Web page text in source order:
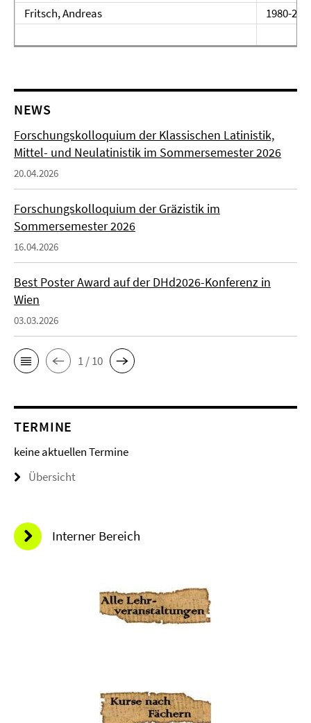
Fritsch, Andreas
1980-
NEWS
Forschungskolloquium der Klassischen Latinistik,
Mittel- und Neulatinistik im Sommersemester 2026
20.04.2026
Forschungskolloquium der Gräzistik im
Sommersemester 2026
16.04.2026
Best Poster Award auf der DHd2026-Konferenz in
Wien
03.03.2026
1 / 10
TERMINE
keine aktuellen Termine
Übersicht
Interner Bereich